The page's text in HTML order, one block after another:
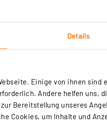
Details
Einige von ihnen
Andere helfen uns,
Bereitstellung unseres
Cookies, um Inhalte und
einfach - 2
die Flächen
sicher haften. Dank
an dem CO2-Messgerät
z. B. nutzbar mit dem
des Produktes